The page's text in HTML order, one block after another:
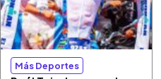
Más Deportes